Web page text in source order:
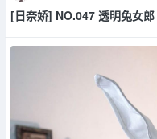
[日奈娇] NO.047 透明兔女郎